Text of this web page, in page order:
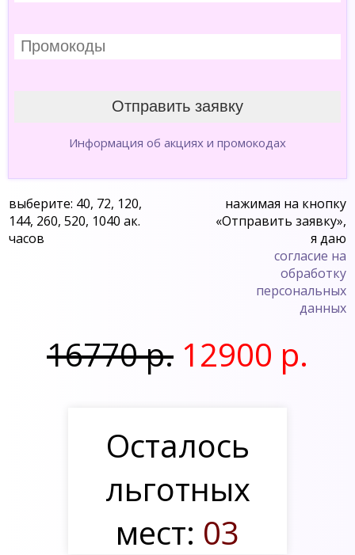
Информация об акциях и промокодах
выберите: 40, 72, 120,
144, 260, 520, 1040 ак.
часов
нажимая на кнопку
«Отправить заявку»,
я даю
согласие на
обработку
персональных
данных
16770 р. 12900 р.
Осталось
льготных
мест: 03